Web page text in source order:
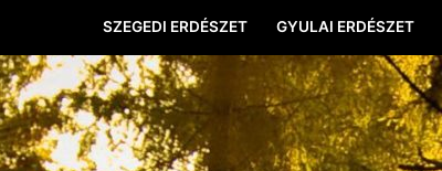
SZEGEDI ERDÉSZET GYULAI ERDÉSZET